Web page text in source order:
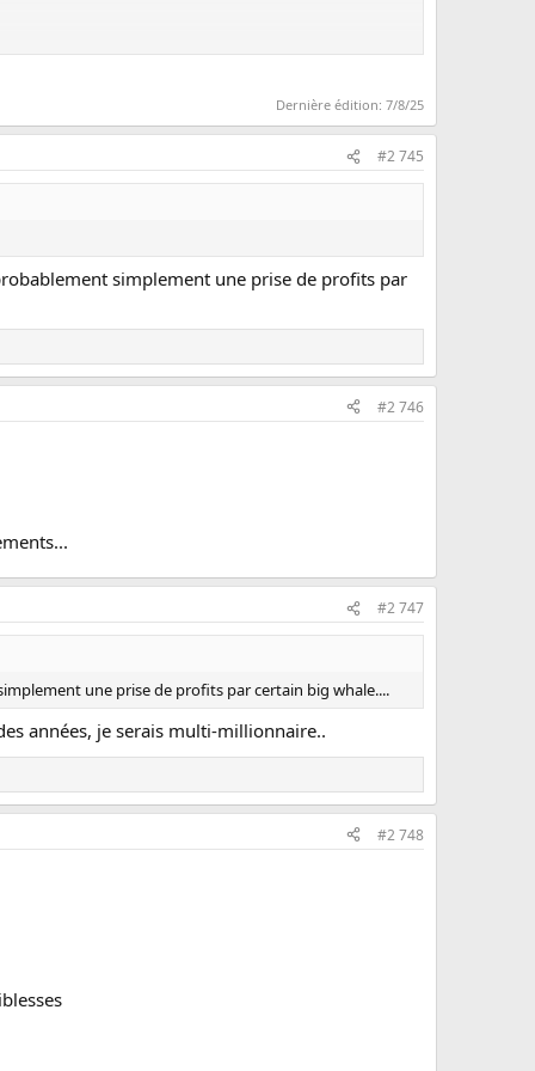
Dernière édition: 7/8/25
#2 745
simplement une prise de profits par
#2 746
#2 747
une prise de profits par certain big whale....
années, je serais multi-millionnaire..
#2 748